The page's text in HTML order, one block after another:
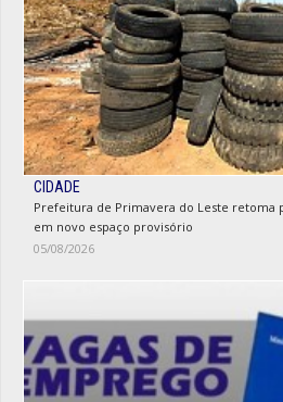
CIDADE
Prefeitura de Primavera do Leste retoma
em novo espaço provisório
05/08/2026